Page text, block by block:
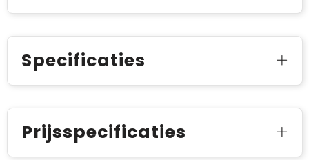
Specificaties
Prijsspecificaties